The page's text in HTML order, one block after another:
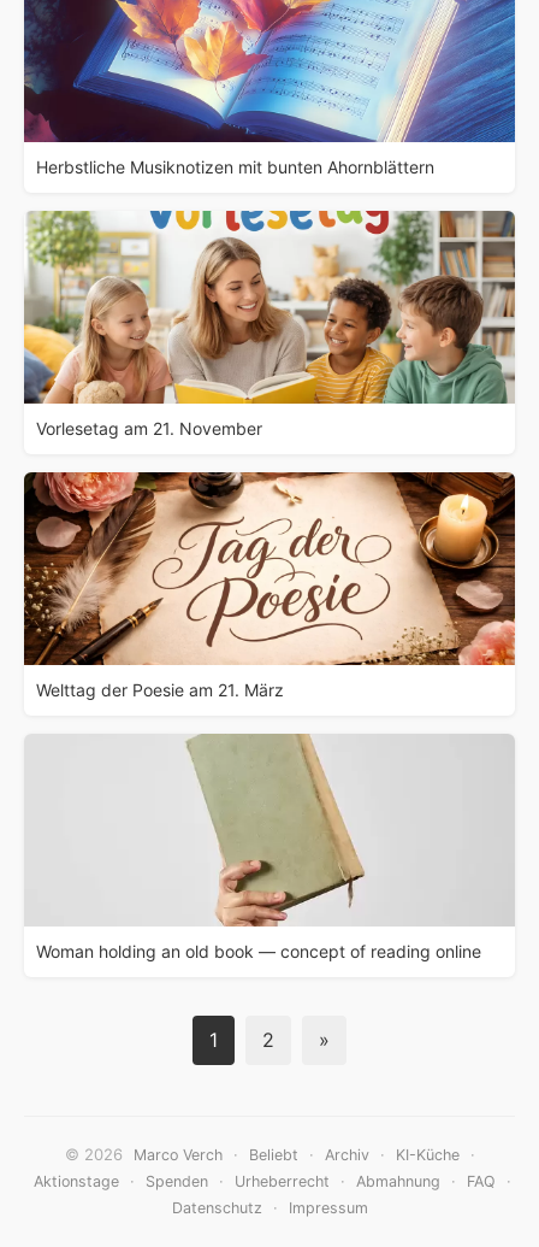
Herbstliche Musiknotizen mit bunten Ahornblättern
Vorlesetag am 21. November
Welttag der Poesie am 21. März
Woman holding an old book — concept of reading online
1 2 »
© 2026 Marco Verch · Beliebt · Archiv · KI-Küche ·
Aktionstage · Spenden · Urheberrecht · Abmahnung · FAQ ·
Datenschutz · Impressum